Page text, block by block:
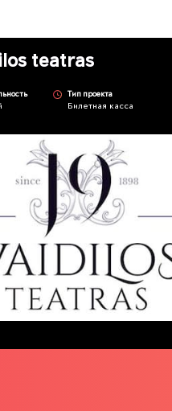
teatras
Тип проекта
Билетная касса